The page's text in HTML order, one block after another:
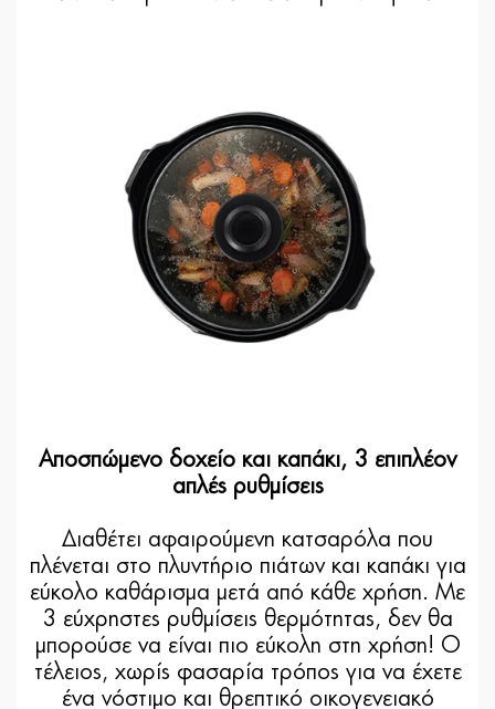
Αποσπώμενο δοχείο και καπάκι, 3 επιπλέον
απλές ρυθμίσεις
Διαθέτει αφαιρούμενη κατσαρόλα που
πλένεται στο πλυντήριο πιάτων και καπάκι για
εύκολο καθάρισμα μετά από κάθε χρήση. Με
3 εύχρηστες ρυθμίσεις θερμότητας, δεν θα
μπορούσε να είναι πιο εύκολη στη χρήση! Ο
τέλειος, χωρίς φασαρία τρόπος για να έχετε
ένα νόστιμο και θρεπτικό οικογενειακό